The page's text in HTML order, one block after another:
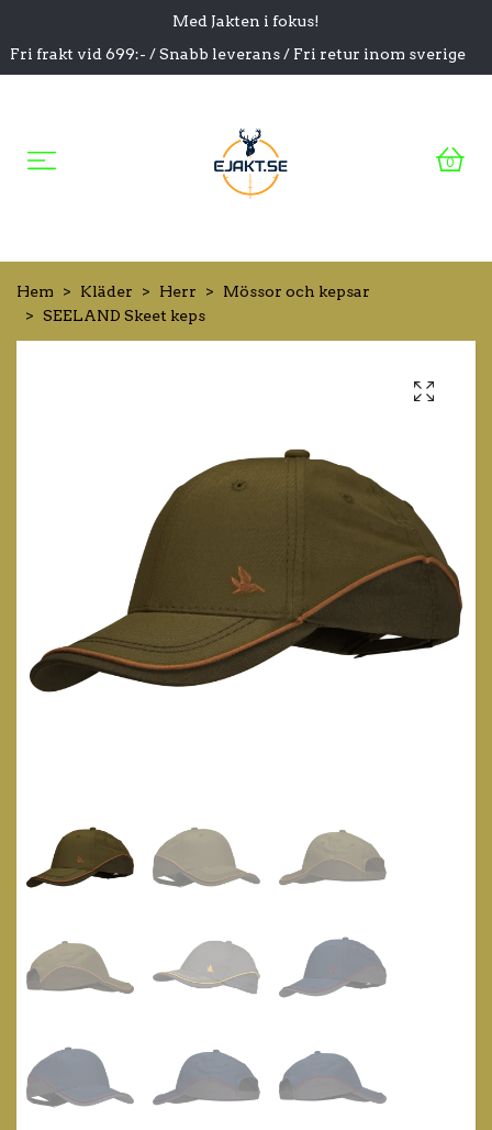
Med Jakten i fokus!
Fri frakt vid 699:- / Snabb leverans / Fri retur inom sverige
0
Hem Kläder Herr
Mössor och kepsar
SEELAND Skeet keps